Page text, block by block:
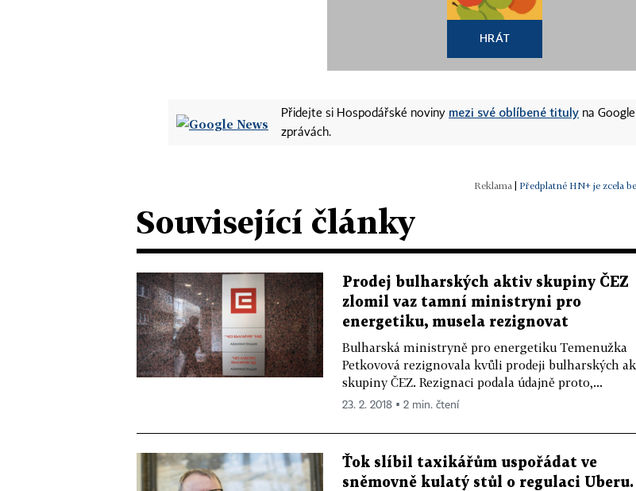
HRÁT
Přidejte si Hospodářské noviny mezi své oblíbené tituly na Google
zprávách.
| Předplatné HN+ je zcela
Související články
Prodej bulharských aktiv skupiny ČEZ
zlomil vaz tamní ministryni pro
energetiku, musela rezignovat
Bulharská ministryně pro energetiku Temenužka
Petkovová rezignovala kvůli prodeji bulharských
skupiny ČEZ. Rezignaci podala údajně proto,...
23. 2. 2018 ▪ 2 min. čtení
Ťok slíbil taxikářům uspořádat ve
sněmovně kulatý stůl o regulaci Uberu.